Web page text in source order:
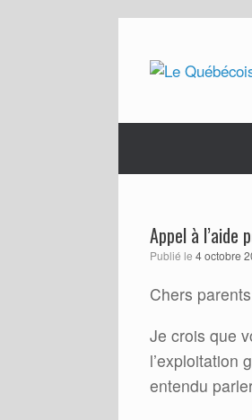
content
Appel à l’aide
Publié le 4 octobre
Chers
Je crois que
l’exploitation
entendu